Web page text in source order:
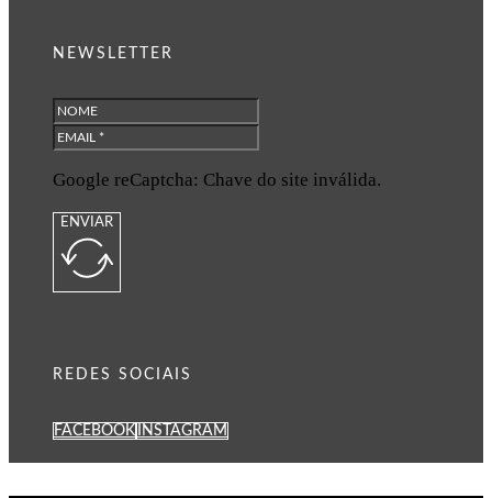
NEWSLETTER
Google reCaptcha: Chave do site inválida.
ENVIAR
REDES SOCIAIS
FACEBOOK INSTAGRAM